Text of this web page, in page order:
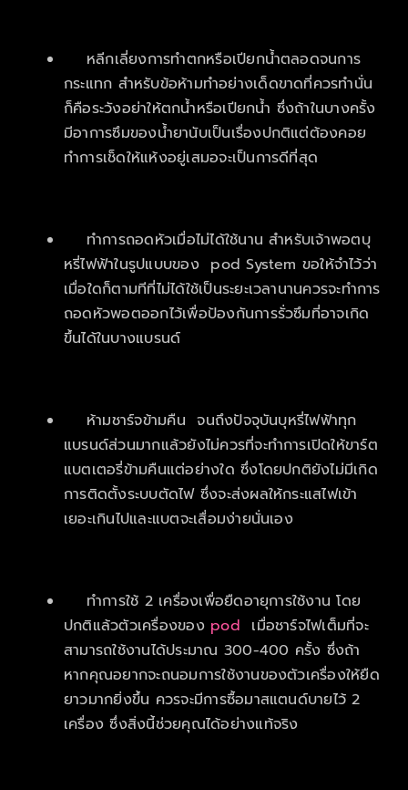
หลีกเลี่ยงการทำตกหรือเปียกน้ำตลอดจนการ
กระแทก สำหรับข้อห้ามทำอย่างเด็ดขาดที่ควรทำนั่น
ก็คือระวังอย่าให้ตกน้ำหรือเปียกน้ำ ซึ่งถ้าในบางครั้ง
มีอาการซึมของน้ำยานับเป็นเรื่องปกติแต่ต้องคอย
ทำการเช็ดให้แห้งอยู่เสมอจะเป็นการดีที่สุด
ทำการถอดหัวเมื่อไม่ได้ใช้นาน สำหรับเจ้าพอตบุ
หรี่ไฟฟ้าในรูปแบบของ pod System ขอให้จำไว้ว่า
เมื่อใดก็ตามทีที่ไม่ได้ใช้เป็นระยะเวลานานควรจะทำการ
ถอดหัวพอตออกไว้เพื่อป้องกันการรั่วซึมที่อาจเกิด
ขึ้นได้ในบางแบรนด์
ห้ามชาร์จข้ามคืน จนถึงปัจจุบันบุหรี่ไฟฟ้าทุก
แบรนด์ส่วนมากแล้วยังไม่ควรที่จะทำการเปิดให้ขาร์ต
แบตเตอรี่ข้ามคืนแต่อย่างใด ซึ่งโดยปกติยังไม่มีเกิด
การติดตั้งระบบตัดไฟ ซึ่งจะส่งผลให้กระแสไฟเข้า
เยอะเกินไปและแบตจะเสื่อมง่ายนั่นเอง
ทำการใช้ 2 เครื่องเพื่อยืดอายุการใช้งาน โดย
ปกติแล้วตัวเครื่องของpod เมื่อชาร์จไฟเต็มที่จะ
สามารถใช้งานได้ประมาณ 300-400 ครั้ง ซึ่งถ้า
หากคุณอยากจะถนอมการใช้งานของตัวเครื่องให้ยืด
ยาวมากยิ่งขึ้น ควรจะมีการซื้อมาสแตนด์บายไว้ 2
เครื่อง ซึ่งสิ่งนี้ช่วยคุณได้อย่างแท้จริง